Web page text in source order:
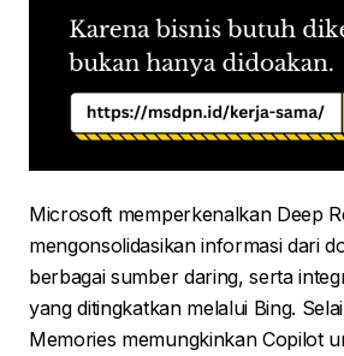
Microsoft memperkenalkan Deep
mengonsolidasikan informasi dari
berbagai sumber daring, serta
yang ditingkatkan melalui Bing.
Memories memungkinkan Copilot